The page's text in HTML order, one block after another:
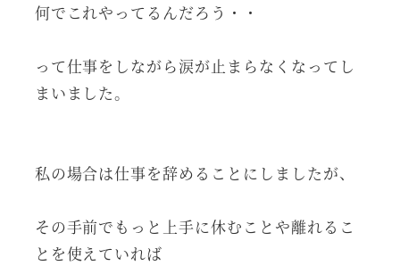
何でこれやってるんだろう・・
って仕事をしながら涙が止まらなくなってし
まいました。
私の場合は仕事を辞めることにしましたが、
その手前でもっと上手に休むことや離れるこ
とを使えていれば